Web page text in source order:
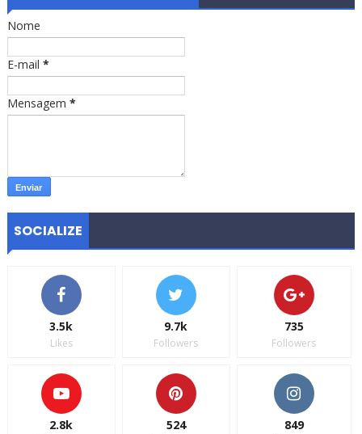
Nome
E-mail *
Mensagem *
SOCIALIZE
3.5k
Likes
9.7k
Followers
735
Followers
2.8k 524 849